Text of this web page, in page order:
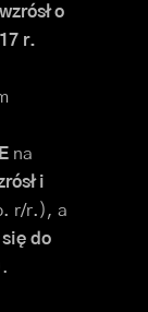
o
r.
na
i
r/r.), a
się do